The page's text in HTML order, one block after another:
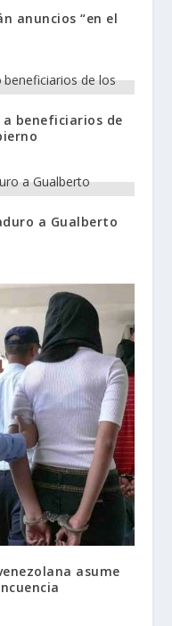
anuncios “en el
a beneficiarios de
a Gualberto
asume